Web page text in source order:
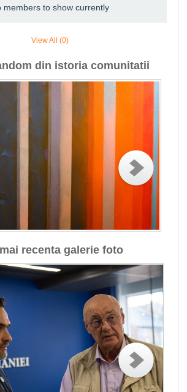
members to show currently
View All (0)
din istoria comunitatii
recenta galerie foto